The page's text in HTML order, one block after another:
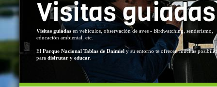
Visitas guiadas en vehículos, observación de aves - Birdwatching, senderismo,
educación ambiental, etc.
El Parque Nacional Tablas de Daimiel y su entorno te ofrecen muchas
para disfrutar y educar